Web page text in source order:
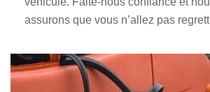
assurons que vous n’allez pas